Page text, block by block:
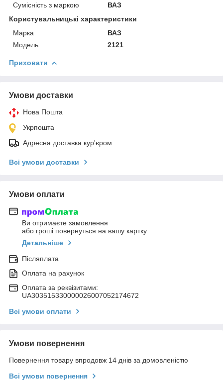
Сумісність з маркою
ВАЗ
Користувальницькі характеристики
Марка
ВАЗ
Модель
2121
Приховати
Умови доставки
Нова Пошта
Укрпошта
Адресна доставка кур'єром
Всі умови доставки
Умови оплати
Ви отримаєте замовлення
або гроші повернуться на вашу картку
Детальніше
Післяплата
Оплата на рахунок
Оплата за реквізитами:
UA303515330000026007052174672
Всі умови оплати
Умови повернення
Повернення товару впродовж 14 днів за домовленістю
Всі умови повернення